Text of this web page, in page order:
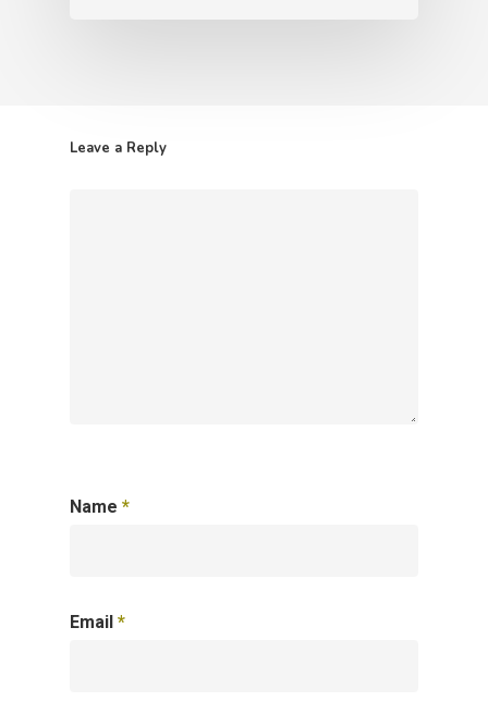
Leave a Reply
Name *
Email *